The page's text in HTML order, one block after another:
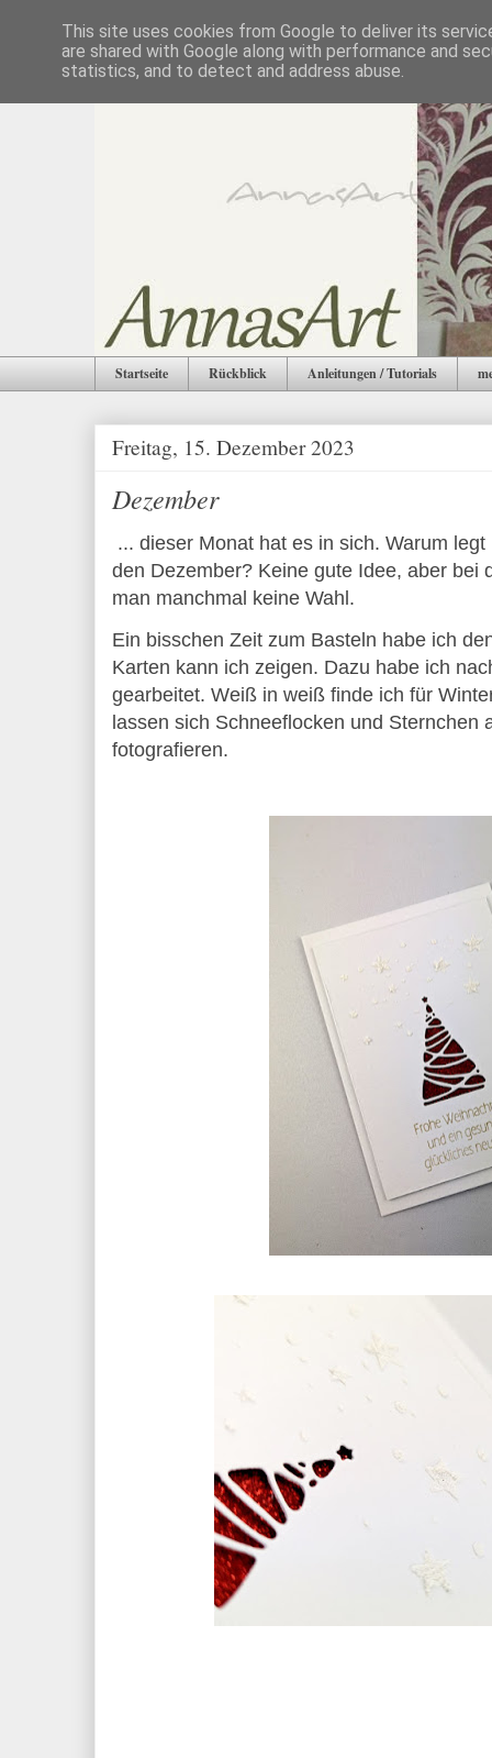
Startseite Rückblick Anleitungen / Tutorials
Freitag, 15. Dezember 2023
Dezember
... dieser Monat hat es in sich. Warum
den Dezember? Keine gute Idee, aber bei
man manchmal keine Wahl.
Ein bisschen Zeit zum Basteln habe ich
Karten kann ich zeigen. Dazu habe ich
gearbeitet. Weiß in weiß finde ich für
lassen sich Schneeflocken und Sternchen
fotografieren.
This site uses cookies from Google to deliver its
are shared with Google along with performance and
statistics, and to detect and address abuse.